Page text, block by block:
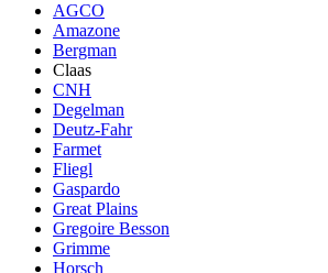
AGCO
Amazone
Bergman
Claas
CNH
Degelman
Deutz-Fahr
Farmet
Fliegl
Gaspardo
Great Plains
Gregoire Besson
Grimme
Horsch